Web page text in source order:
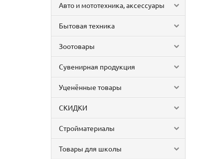
Авто и мототехника, аксессуары
Бытовая техника
Зоотовары
Сувенирная продукция
Уценённые товары
СКИДКИ
Стройматериалы
Товары для школы